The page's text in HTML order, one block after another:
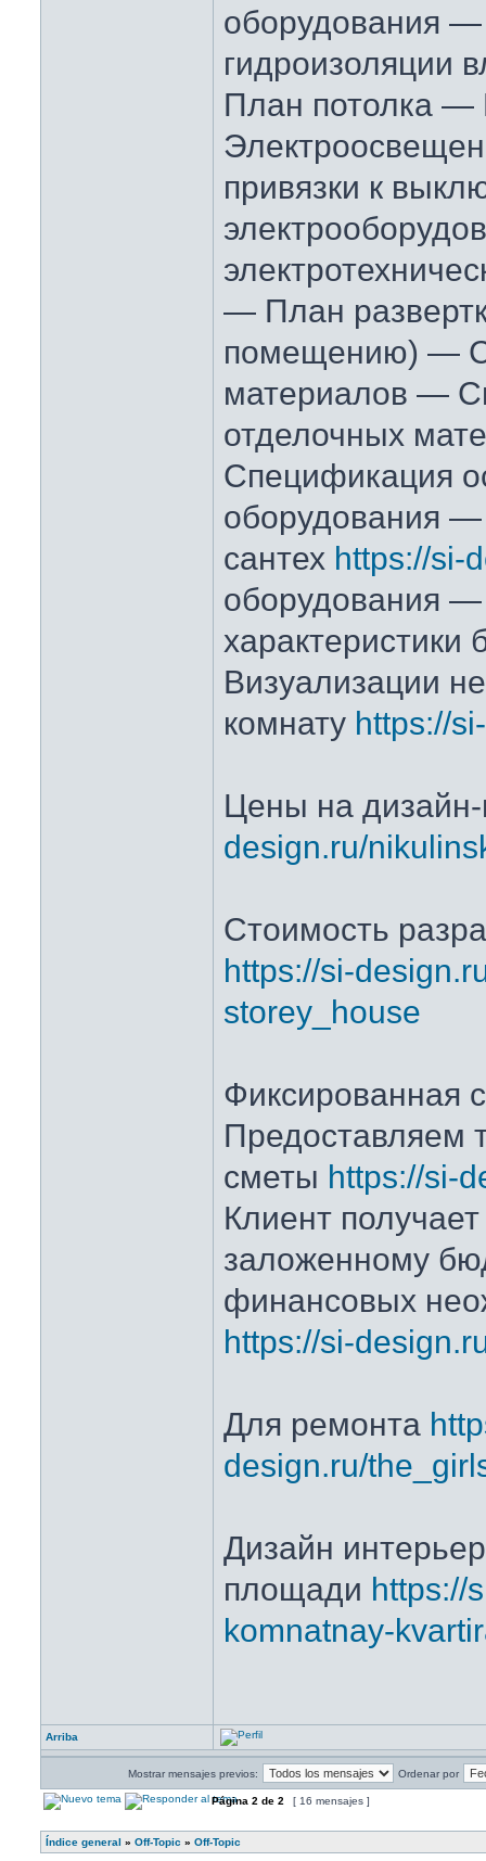
оборудования
гидроизоляции
План потолка —
привязки к
— План
помещению) —
материалов —
отделочных
Спецификация
оборудования
сантех https://si-
оборудования —
Визуализации
комнату https://
Цены на
design.ru/
Стоимость
https://si-
storey_house
Фиксированная
Предоставляем
сметы https://si-
Клиент
заложенному
финансовых
https://si-
Для ремонта
design.ru/
Дизайн
площади https://
komnatnay-
Arriba
Mostrar mensajes previos: Ordenar por
Página 2 de 2 [ 16 mensajes ]
Índice general » Off-Topic » Off-Topic